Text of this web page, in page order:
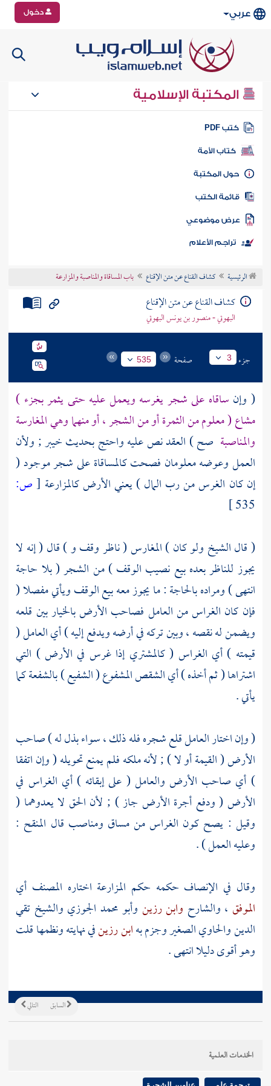
عربي دخول
المكتبة الإسلامية
كتب PDF
كتاب الأمة
المكتبة
الكتب
موضوعي
تراجم الأعلام
الرئيسية كشاف القناع عن متن الإقناع باب المساقاة والمناصبة والمزارعة
كشاف القناع عن متن الإقناع
البهوتي - منصور بن يونس البهوتي
جزء 3 صفحة 535
( وإن ساقاه على شجر يغرسه ويعمل عليه حتى يثمر بجزء )
مشاع ( معلوم من الثمرة أو من الشجر ، أو منهما وهي المغارسة
والمناصبة صح ) العقد نص عليه واحتج بحديثخيبر; ولأن
العمل وعوضه معلومان فصحت كالمساقاة على شجر موجود (
إن كان الغرس من رب المال ) يعني الأرض كالمزارعة [ص:
535 ]
( قالالشيخ ولو كان ) المغارس ( ناظر وقف و ) قال ( إنه لا
يجوز للناظر بعده بيع نصيب الوقف ) من الشجر ( بلا حاجة
انتهى ) ومراده بالحاجة : ما يجوز معه بيع الوقف ويأتي مفصلا (
فإن كان الغراس من العامل فصاحب الأرض بالخيار بين قلعه
ويضمن له نقصه ، وبين تركه في أرضه ويدفع إليه ) أي العامل (
قيمته ) أي الغراس ( كالمشتري إذا غرس في الأرض ) التي
اشتراها ( ثم أخذه ) أي الشقص المشفوع ( الشفيع ) بالشفعة كما
يأتي .
( وإن اختار العامل قلع شجره فله ذلك ، سواء بذل له ) صاحب
الأرض ( القيمة أو لا ) ; لأنه ملكه فلم يمنع تحويله ( وإن اتفقا
) أي صاحب الأرض والعامل ( على إبقائه ) أي الغراس في
الأرض ( ودفع أجرة الأرض جاز ) ; لأن الحق لا يعدوهما (
وقيل : يصح كون الغراس من مساق ومناصب قال المنقح :
وعليه العمل ) .
وقال في الإنصاف حكمه حكم المزارعة اختاره المصنف أي
الموفق ، والشارح وابن رزين وأبو محمد الجوزي والشيخ تقي
الدينوالحاوي الصغير وجزم بهابن رزينفي نهايته ونظمهاقلت
وهو أقوى دليلا انتهى .
التالي السابق
الخدمات العلمية